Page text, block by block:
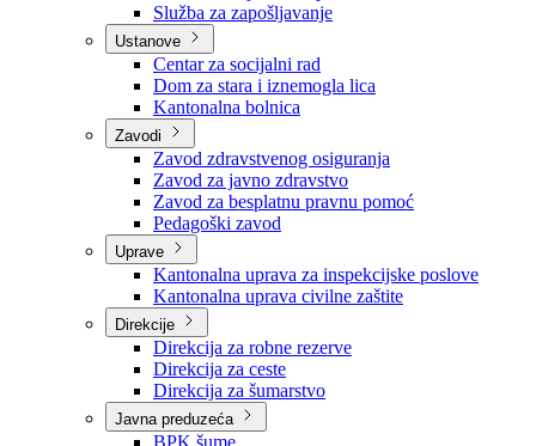
Službe
Služba za odnose s javnošću
Služba za zajedničke poslove
Služba za zapošljavanje
Ustanove
Centar za socijalni rad
Dom za stara i iznemogla lica
Kantonalna bolnica
Zavodi
Zavod zdravstvenog osiguranja
Zavod za javno zdravstvo
Zavod za besplatnu pravnu pomoć
Pedagoški zavod
Uprave
Kantonalna uprava za inspekcijske poslove
Kantonalna uprava civilne zaštite
Direkcije
Direkcija za robne rezerve
Direkcija za ceste